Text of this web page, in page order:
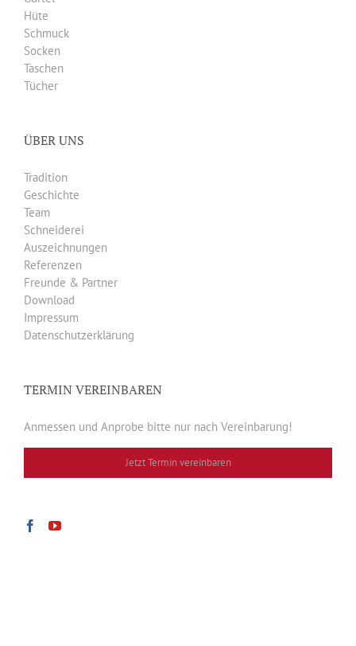
Hüte
Schmuck
Socken
Taschen
Tücher
ÜBER UNS
Tradition
Geschichte
Team
Schneiderei
Auszeichnungen
Referenzen
Freunde & Partner
Download
Impressum
Datenschutzerklärung
TERMIN VEREINBAREN
Anmessen und Anprobe bitte nur nach Vereinbarung!
Jetzt Termin vereinbaren